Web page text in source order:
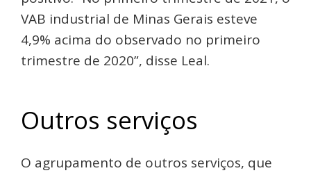
VAB industrial de Minas Gerais esteve
4,9% acima do observado no primeiro
trimestre de 2020”, disse Leal.
Outros serviços
O agrupamento de outros serviços, que